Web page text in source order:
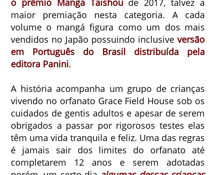
maior premiação nesta categoria. A cada
volume o mangá figura como um dos mais
vendidos no Japão possuindo inclusiveversão
em Português do Brasil distribuída pela
editora Panini.
A história acompanha um grupo de crianças
vivendo no orfanato Grace Field House sob os
cuidados de gentis adultos e apesar de serem
obrigados a passar por rigorosos testes elas
têm uma vida tranquila e feliz. Uma das regras
é jamais sair dos limites do orfanato até
completarem 12 anos e serem adotadas